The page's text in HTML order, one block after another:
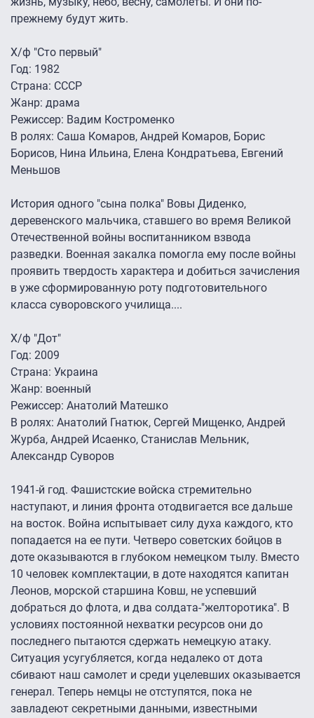
прежнему будут жить.
Х/ф "Сто первый"
Год: 1982
Страна: СССР
Жанр: драма
Режиссер: Вадим Костроменко
В ролях: Саша Комаров, Андрей Комаров, Борис
Борисов, Нина Ильина, Елена Кондратьева, Евгений
Меньшов
История одного "сына полка" Вовы Диденко,
деревенского мальчика, ставшего во время Великой
Отечественной войны воспитанником взвода
разведки. Военная закалка помогла ему после войны
проявить твердость характера и добиться зачисления
в уже сформированную роту подготовительного
класса суворовского училища....
Х/ф "Дот"
Год: 2009
Страна: Украина
Жанр: военный
Режиссер: Анатолий Матешко
В ролях: Анатолий Гнатюк, Сергей Мищенко, Андрей
Журба, Андрей Исаенко, Станислав Мельник,
Александр Суворов
1941-й год. Фашистские войска стремительно
наступают, и линия фронта отодвигается все дальше
на восток. Война испытывает силу духа каждого, кто
попадается на ее пути. Четверо советских бойцов в
доте оказываются в глубоком немецком тылу. Вместо
10 человек комплектации, в доте находятся капитан
Леонов, морской старшина Ковш, не успевший
добраться до флота, и два солдата-"желторотика". В
условиях постоянной нехватки ресурсов они до
последнего пытаются сдержать немецкую атаку.
Ситуация усугубляется, когда недалеко от дота
сбивают наш самолет и среди уцелевших оказывается
генерал. Теперь немцы не отступятся, пока не
завладеют секретными данными, известными